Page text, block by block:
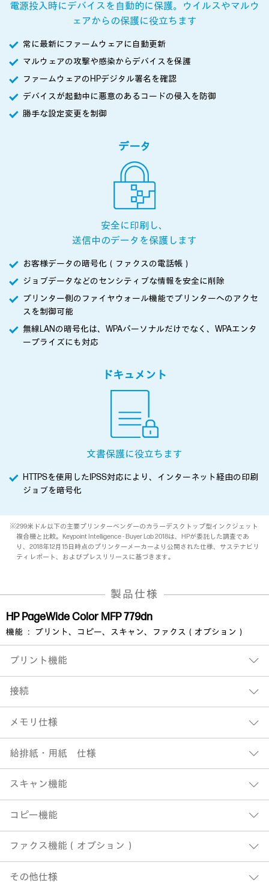
電源投入時にデバイスを自動的に保護。ウイルスやマルウ
ェアからの保護に役立ちます
常に最新にファームウェアに自動更新
マルウェアの攻撃や感染からデバイスを保護
ファームウェアのHPデジタル署名を確認
デバイスが起動中に悪意のあるコードの侵入を防御
勝手な設定変更を制御
データ
安全に印刷し、
送信中のデータを保護します
お客様データの暗号化（ファクスの電話帳）
ジョブデータなどのセンシティブな情報を安全に削除
プリンター側のファイヤウォール機能でプリンターへのアクセ
スを制御可能
無線LANの暗号化は、WPAパーソナルだけでなく、WPAエンタ
ープライズにも対応
ドキュメント
文書保護に役立ちます
HTTPSを使用したIPSS対応により、インターネット経由の印刷
ジョブを暗号化
※299米ドル以下の主要プリンターベンダーのカラーデスクトップ型インクジェット
複合機と比較。Keypoint Intelligence - Buyer Lab 2018は、HPが委託した調査であ
り、2018年12月15日時点のプリンターメーカーより公開された仕様、サステナビリ
ティレポート、およびプレスリリースに基づきます。
製品仕様
HP PageWide Color MFP 779dn
機能 ： プリント、コピー、スキャン、ファクス（オプション）
プリント機能
接続
メモリ仕様
給排紙・用紙 仕様
スキャン機能
コピー機能
ファクス機能（オプション）
その他仕様